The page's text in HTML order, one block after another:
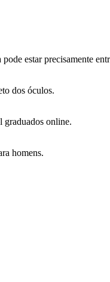
estar precisamente
dos óculos.
graduados online.
homens.